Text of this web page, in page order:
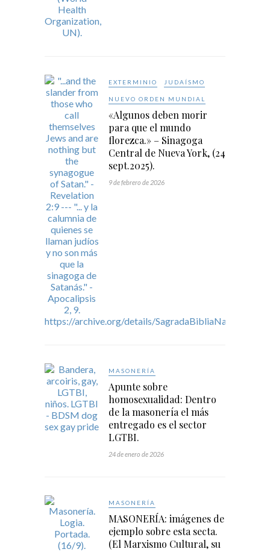
EXTERMINIO JUDAÍSMO
NUEVO ORDEN MUNDIAL
«Algunos deben morir
para que el mundo
florezca.» – Sinagoga
Central de Nueva York, (24
sept.2025).
9 de febrero de 2026
MASONERÍA
Apunte sobre
homosexualidad: Dentro
de la masonería el más
entregado es el sector
LGTBI.
24 de enero de 2026
MASONERÍA
MASONERÍA: imágenes de
ejemplo sobre esta secta.
(El Marxismo Cultural, su